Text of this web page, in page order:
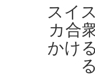
スイ
カ合
かけ